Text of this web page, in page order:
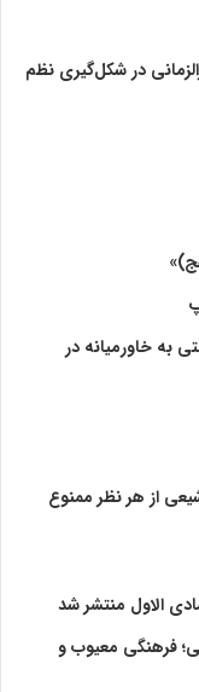
در شکل‌گیری نظم
به خاورمیانه در
از هر نظر ممنوع
الاول منتشر شد
فرهنگی معیوب و